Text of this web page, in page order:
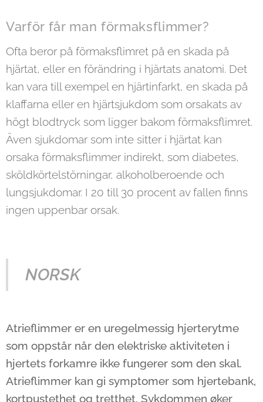
Varför får man förmaksflimmer?
Ofta beror på förmaksflimret på en skada på
hjärtat, eller en förändring i hjärtats anatomi. Det
kan vara till exempel en hjärtinfarkt, en skada på
klaffarna eller en hjärtsjukdom som orsakats av
högt blodtryck som ligger bakom förmaksflimret.
Även sjukdomar som inte sitter i hjärtat kan
orsaka förmaksflimmer indirekt, som diabetes,
sköldkörtelstörningar, alkoholberoende och
lungsjukdomar. I 20 till 30 procent av fallen finns
ingen uppenbar orsak.
NORSK
Atrieflimmer er en uregelmessig hjerterytme
som oppstår når den elektriske aktiviteten i
hjertets forkamre ikke fungerer som den skal.
Atrieflimmer kan gi symptomer som hjertebank,
kortpustethet og tretthet. Sykdommen øker